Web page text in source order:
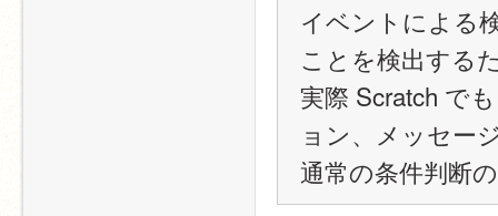
イベントによる
ことを検出する
実際 Scratch で
ョン、メッセー
通常の条件判断